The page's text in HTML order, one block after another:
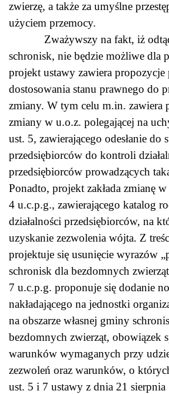
zwierzę, a także za umyślne
użyciem przemocy.
Zważywszy na fakt, iż odtąd
schronisk, nie będzie możliwe dla
projekt ustawy zawiera propozycje
dostosowania stanu prawnego do
zmiany. W tym celu m.in. zawiera
zmiany w u.o.z. polegającej na
ust. 5, zawierającego odesłanie do
przedsiębiorców do kontroli
przedsiębiorców prowadzących
Ponadto, projekt zakłada zmianę
4 u.c.p.g., zawierającego katalog
działalności przedsiębiorców, na
uzyskanie zezwolenia wójta. Z
projektuje się usunięcie wyrazów
schronisk dla bezdomnych
7 u.c.p.g. proponuje się dodanie
nakładającego na jednostki
na obszarze własnej gminy
bezdomnych zwierząt, obowiązek
warunków wymaganych przy
zezwoleń oraz warunków, o
ust. 5 i 7 ustawy z dnia 21